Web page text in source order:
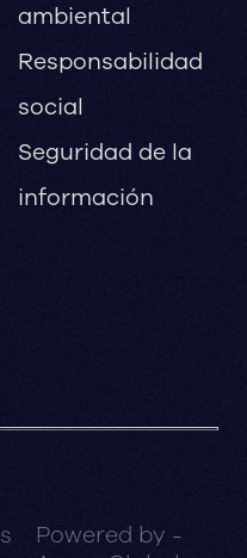
ambiental
Responsabilidad
social
Seguridad de la
información
Powered by -